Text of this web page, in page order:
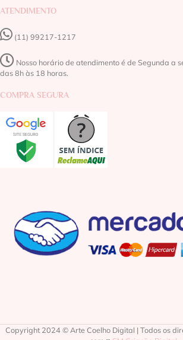
ATENDIMENTO
(11) 99217-1217‬
Nosso horário de atendimento é de Segunda a
das 8h às 18 horas.
COMPRA SEGURA
Copyright 2024 © Arte Coelho Digital | Todos os